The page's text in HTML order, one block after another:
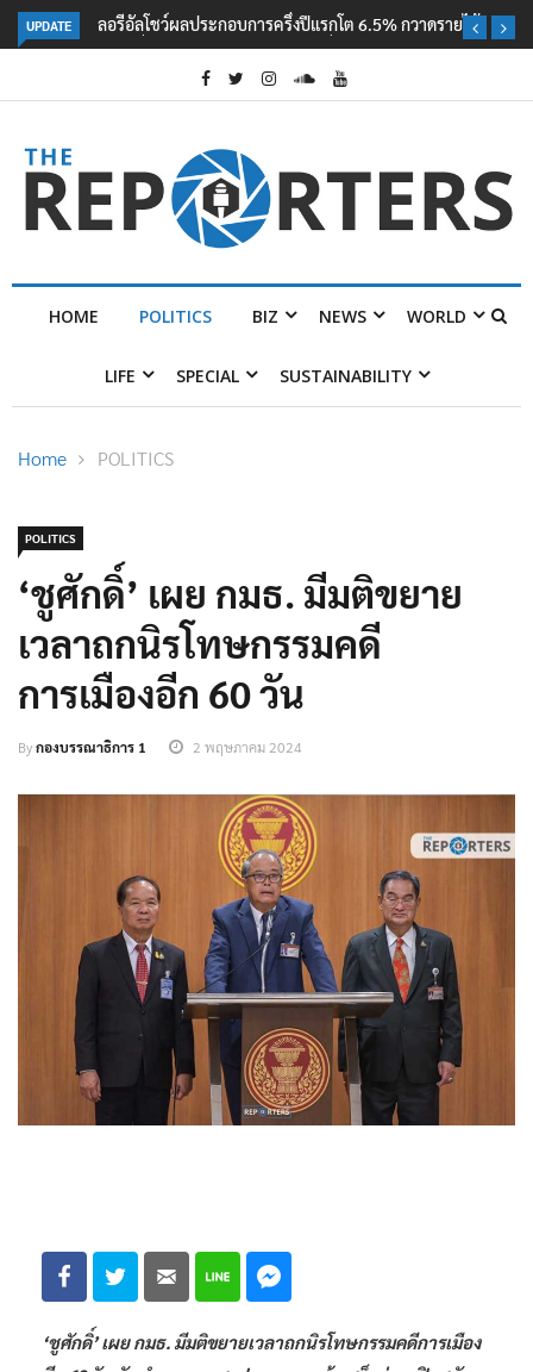
UPDATE
ลอรีอัลโชว์ผลประกอบการครึ่งปีแรกโต 6.5% กวาดรายได้ 2.3 หมื่นล้านยูโร
คว้าไลเซนส์ ‘กุชชี่’ 50 ปี พร้อมส่ง 4 แบรนด์ใหม่บุกตลาดไทย
POLITICS BIZ NEWS WORLD
POLITICS
‘ชูศักดิ์’ เผย กมธ. มีมติขยาย
เวลาถกนิรโทษกรรมคดี
การเมืองอีก 60 วัน
Byกองบรรณาธิการ 1 2 พฤษภาคม 2024